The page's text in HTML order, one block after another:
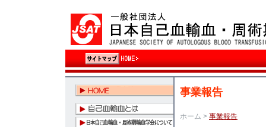
事業報告
ホーム > 事業報告